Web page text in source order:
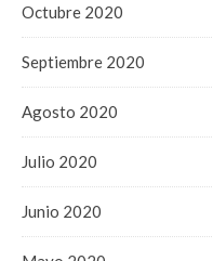
Octubre 2020
Septiembre 2020
Agosto 2020
Julio 2020
Junio 2020